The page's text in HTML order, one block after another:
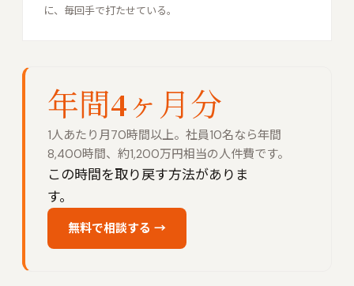
に、毎回手で打たせている。
年間4ヶ月分
1人あたり月70時間以上。社員10名なら年間
8,400時間、約1,200万円相当の人件費です。
この時間を取り戻す方法がありま
す。
無料で相談する →